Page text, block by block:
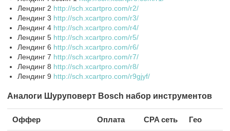
Лендинг 2 http://sch.xcartpro.com/r2/
Лендинг 3 http://sch.xcartpro.com/r3/
Лендинг 4 http://sch.xcartpro.com/r4/
Лендинг 5 http://sch.xcartpro.com/r5/
Лендинг 6 http://sch.xcartpro.com/r6/
Лендинг 7 http://sch.xcartpro.com/r7/
Лендинг 8 http://sch.xcartpro.com/r8/
Лендинг 9 http://sch.xcartpro.com/r9gjyf/
Аналоги Шуруповерт Bosch набор инструментов
Оффер Оплата CPA сеть Гео